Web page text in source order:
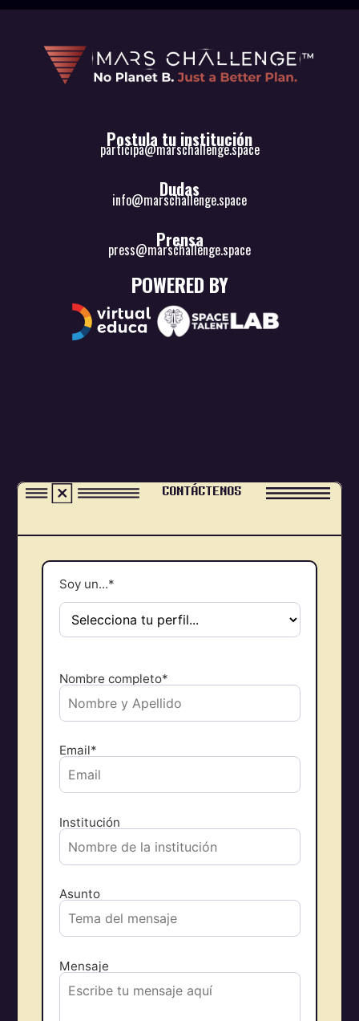
Postula tu institución
participa@marschallenge.space
Dudas
info@marschallenge.space
Prensa
press@marschallenge.space
POWERED BY
CONTÁCTENOS
Soy un...*
Nombre completo*
Email*
Institución
Asunto
Mensaje